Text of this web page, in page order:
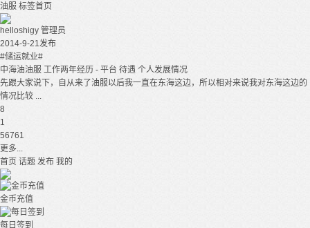
油服 标签首页
helloshigy 管理员
2014-9-21发布
#储运就业#
中海油油服 工作两年经历 - 平台 待遇 个人发展情况
先跟大家说下，自从来了油服以后我一直在东海这边，所以相对来说我对东海这边的
情况比较 ...
8
1
56761
更多...
首页 话题 发布 我的
金币充值
每日签到